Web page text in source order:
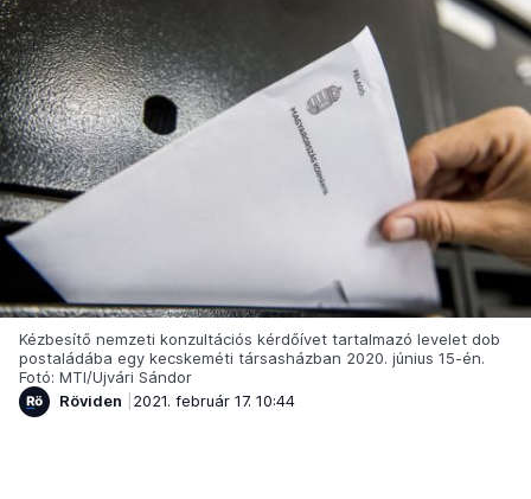
Kézbesítő nemzeti konzultációs kérdőívet tartalmazó levelet dob
postaládába egy kecskeméti társasházban 2020. június 15-én.
Fotó: MTI/Ujvári Sándor
Röviden
2021. február 17. 10:44